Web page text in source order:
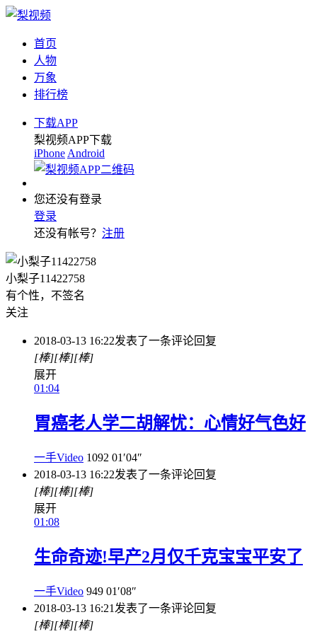
首页
人物
万象
排行榜
下载APP
梨视频APP下载
iPhone Android
您还没有登录
登录
还没有帐号？ 注册
小梨子11422758
有个性，不签名
关注
2018-03-13 16:22发表了一条评论回复
[棒][棒][棒]
展开
01:04
胃癌老人学二胡解忧：心情好气色好
一手Video 1092 01′04″
2018-03-13 16:22发表了一条评论回复
[棒][棒][棒]
展开
01:08
生命奇迹!早产2月仅千克宝宝平安了
一手Video 949 01′08″
2018-03-13 16:21 发表了一条评论回复
[棒][棒][棒]